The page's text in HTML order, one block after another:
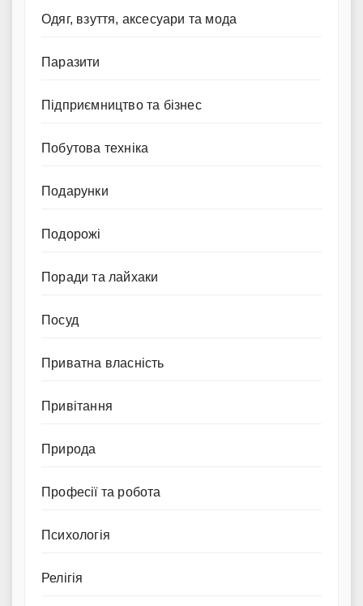
Одяг, взуття, аксесуари та мода
Паразити
Підприємництво та бізнес
Побутова техніка
Подарунки
Подорожі
Поради та лайхаки
Посуд
Приватна власність
Привітання
Природа
Професії та робота
Психологія
Релігія